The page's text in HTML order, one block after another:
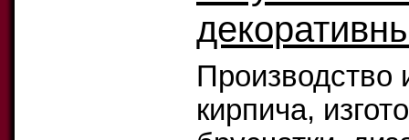
Производство
кирпича,